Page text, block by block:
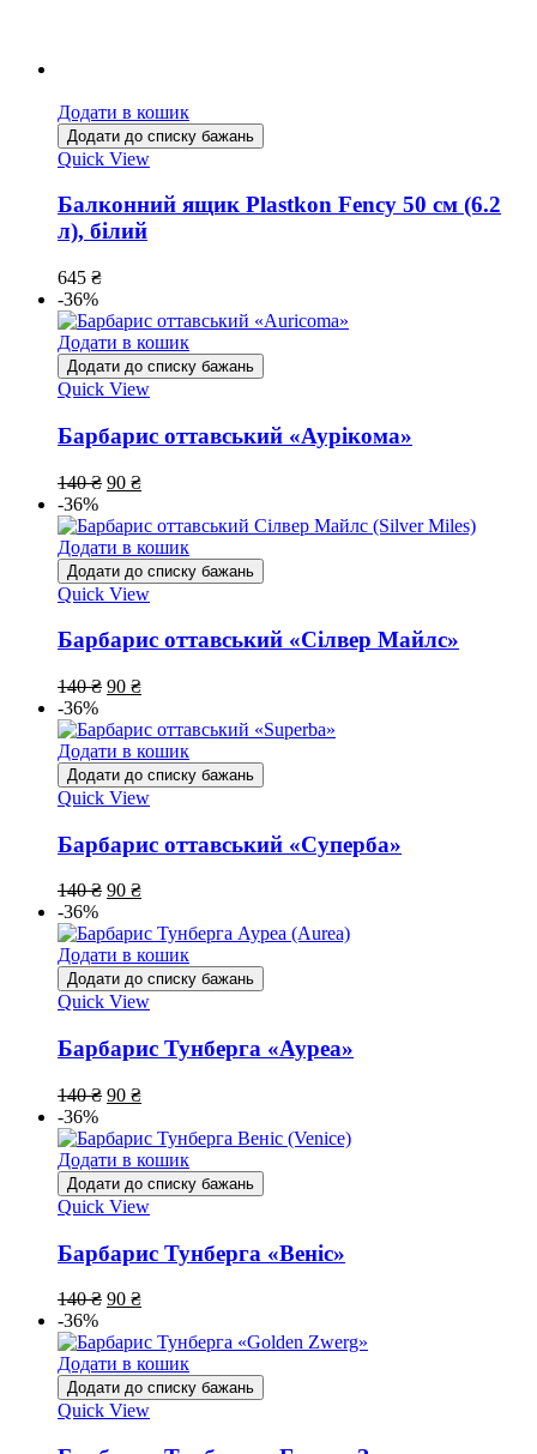
Додати в кошик
Додати до списку бажань
Quick View
Балконний ящик Plastkon Fency 50 см (6.2
л), білий
645 ₴
-36%
Додати в кошик
Додати до списку бажань
Quick View
Барбарис оттавський «Аурікома»
140₴ 90 ₴
-36%
Додати в кошик
Додати до списку бажань
Quick View
Барбарис оттавський «Сілвер Майлс»
140₴ 90 ₴
-36%
Додати в кошик
Додати до списку бажань
Quick View
Барбарис оттавський «Суперба»
140₴ 90 ₴
-36%
Додати в кошик
Додати до списку бажань
Quick View
Барбарис Тунберга «Ауреа»
140₴ 90 ₴
-36%
Додати в кошик
Додати до списку бажань
Quick View
Барбарис Тунберга «Веніс»
140₴ 90 ₴
-36%
Додати в кошик
Додати до списку бажань
Quick View